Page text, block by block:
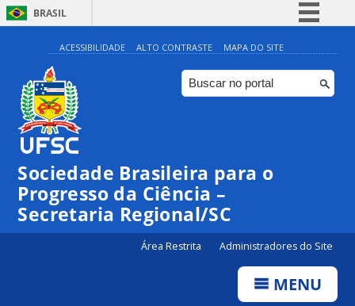
BRASIL
Simplifique!
Comunica BR
Participe
Canais
ACESSIBILIDADE ALTO CONTRASTE MAPA DO SITE
Sociedade Brasileira para o
Progresso da Ciência –
Secretaria Regional/SC
Área Restrita Administradores do Site
MENU